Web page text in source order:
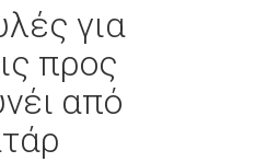
για
προς
από